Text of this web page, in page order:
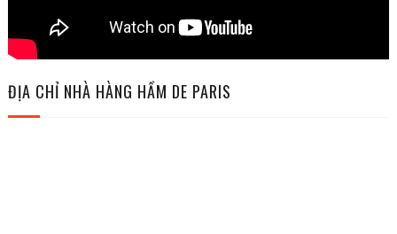
ĐỊA CHỈ NHÀ HÀNG HẦM DE PARIS